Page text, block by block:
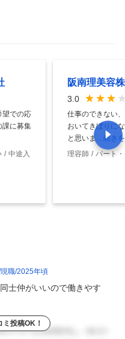
望での応
課に募集
中途入
阪南理美容
3.0
仕事のできない
おいてきぼりに
と思いま …続き
理容師
パート
現職 2025年頃
士仲がいいので働きやす
投稿OK！